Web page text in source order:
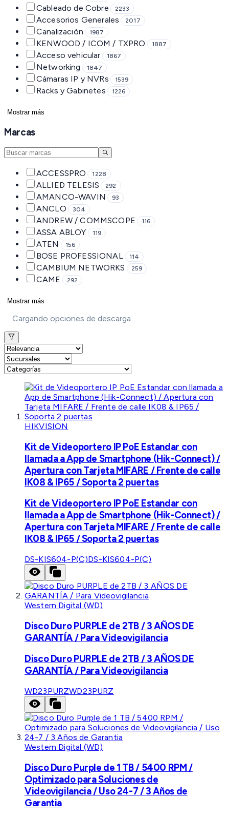
Cableado de Cobre 2233
Accesorios Generales 2017
Canalización 1987
KENWOOD / ICOM / TXPRO 1887
Acceso vehicular 1867
Networking 1847
Cámaras IP y NVRs 1539
Racks y Gabinetes 1226
Mostrar más
Marcas
ACCESSPRO 1228
ALLIED TELESIS 292
AMANCO-WAVIN 93
ANCLO 304
ANDREW / COMMSCOPE 116
ASSA ABLOY 119
ATEN 156
BOSE PROFESSIONAL 114
CAMBIUM NETWORKS 259
CAME 292
Mostrar más
Cargando opciones de descarga...
HIKVISION
Kit de Videoportero IP PoE Estandar con
llamada a App de Smartphone (Hik-Connect) /
Apertura con Tarjeta MIFARE / Frente de calle
IK08 & IP65 / Soporta 2 puertas
Kit de Videoportero IP PoE Estandar con
llamada a App de Smartphone (Hik-Connect) /
Apertura con Tarjeta MIFARE / Frente de calle
IK08 & IP65 / Soporta 2 puertas
DS-KIS604-P(C)DS-KIS604-P(C)
Western Digital (WD)
Disco Duro PURPLE de 2TB / 3 AÑOS DE
GARANTÍA / Para Videovigilancia
Disco Duro PURPLE de 2TB / 3 AÑOS DE
GARANTÍA / Para Videovigilancia
WD23PURZWD23PURZ
Western Digital (WD)
Disco Duro Purple de 1 TB / 5400 RPM /
Optimizado para Soluciones de
Videovigilancia / Uso 24-7 / 3 Años de
Garantia